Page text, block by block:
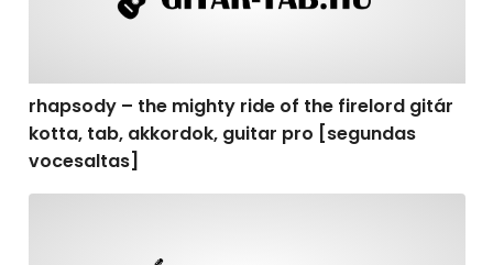
rhapsody – the mighty ride of the firelord gitár
kotta, tab, akkordok, guitar pro [segundas
vocesaltas]